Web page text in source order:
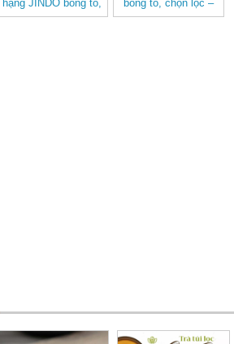
hạng JINDO bông to,
chọn lọc
bông to, chọn lọc –
Dưỡng Nhan, Thanh